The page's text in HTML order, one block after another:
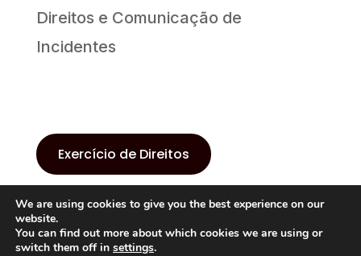
Direitos e Comunicação de
Incidentes
Exercício de Direitos
Comunicação de Incidentes
We are using cookies to give you the best experience on our
website.
You can find out more about which cookies we are using or
switch them off in settings.